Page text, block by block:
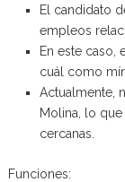
El candidato
empleos
En este caso,
cuál como
Actualmente,
Molina, lo
cercanas.
Funciones: